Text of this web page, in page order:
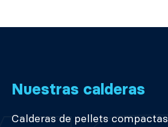
Nuestras calderas
Calderas de pellets compactas